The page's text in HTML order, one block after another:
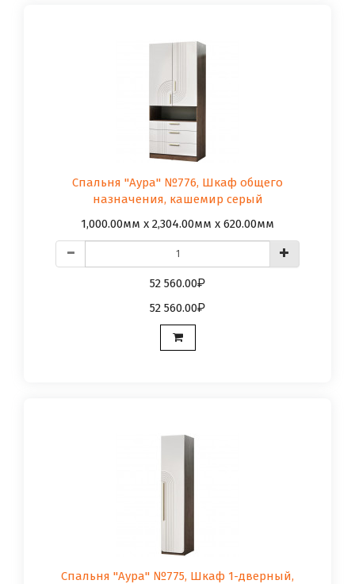
Спальня "Аура" №776, Шкаф общего
назначения, кашемир серый
1,000.00мм x 2,304.00мм x 620.00мм
52 560.00
52 560.00
Спальня "Аура" №775, Шкаф 1-дверный,